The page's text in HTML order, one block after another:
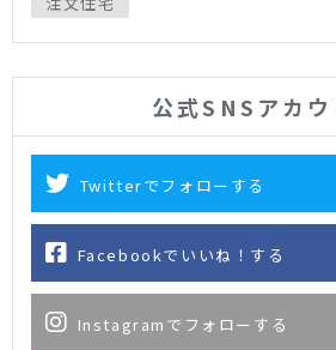
公式SNSアカウ
Twitterでフォローする
Facebookでいいね！する
Instagramでフォローする